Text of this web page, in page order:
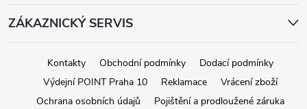
ZÁKAZNICKÝ SERVIS
Kontakty Obchodní podmínky
Dodací podmínky
Výdejní POINT Praha 10
Reklamace
Vrácení zboží
Ochrana osobních údajů
Pojištění a prodloužené záruka